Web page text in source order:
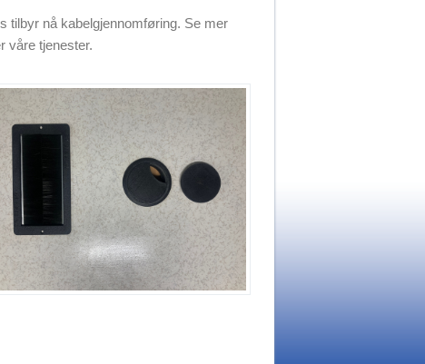
tilbyr nå kabelgjennomføring. Se mer
våre tjenester.